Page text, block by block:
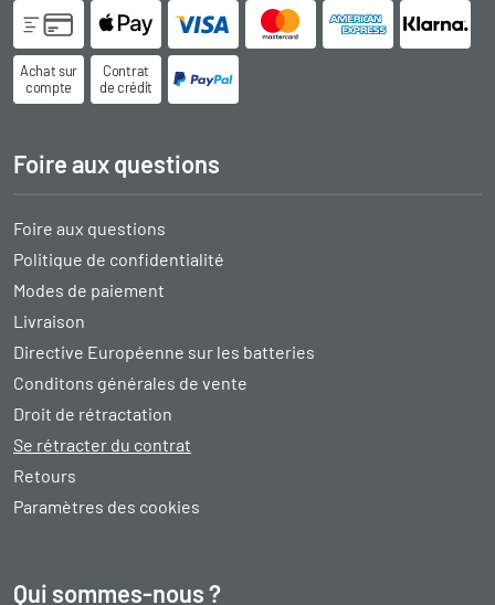
Achat sur
compte
Contrat
de crédit
Foire aux questions
Foire aux questions
Politique de confidentialité
Modes de paiement
Livraison
Directive Européenne sur les batteries
Conditons générales de vente
Droit de rétractation
Se rétracter du contrat
Retours
Paramètres des cookies
Qui sommes-nous ?